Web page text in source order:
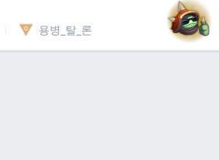
용병_탈_론